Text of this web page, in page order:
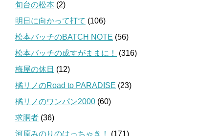
旬台の松本 (2)
明日に向かって打て (106)
松本バッチのBATCH NOTE (56)
松本バッチの成すがままに！
(316)
梅屋の休日 (12)
橘リノのRoad to PARADISE (23)
橘リノのワンパン2000 (60)
求胴者 (36)
河原みのりのはっちゃき！
(171)